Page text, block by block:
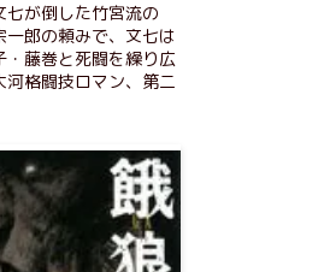
七が倒した竹宮流の
一郎の頼みで、文七は
・藤巻と死闘を繰り広
河格闘技ロマン、第二